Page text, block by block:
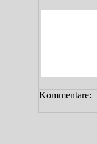
Kommentare: